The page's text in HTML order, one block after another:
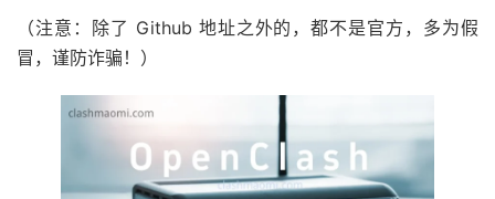
（注意：除了 Github 地址之外的，都不是官方，多为假
冒，谨防诈骗！）